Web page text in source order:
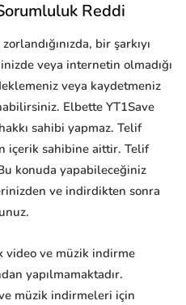
Reddi
bir şarkıyı
veya internetin olmadığı
veya kaydetmeniz
Elbette YT1Save
sahibi yapmaz. Telif
içerik sahibine aittir. Telif
konuda yapabileceğiniz
ve indirdikten sonra
video ve müzik indirme
yapılmamaktadır.
müzik indirmeleri için